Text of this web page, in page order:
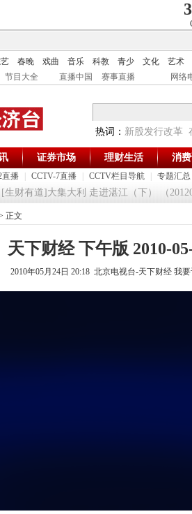
春晚 戏曲 音乐 科教 青少 文化
艺术
节目大全 直播中国 赛事直播 网络
热词： 新股发行改革
直播 CCTV-7直播 CCTV栏目导航 专题汇总
证券市场 理财生活 消
财有道]大集大利 走进湛江（下） （
正文
天下财经 下午版 2010-
2010年05月24日 20:18 北京电视台-天下财经 我